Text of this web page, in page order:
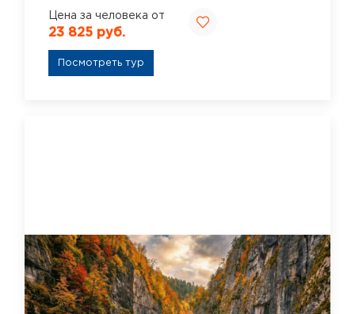
Цена за человека от
23 825 руб.
Посмотреть тур